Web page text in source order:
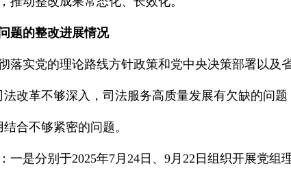
题的整改进展情况
落实党的理论路线方针政策和党中央决策部署以及
法改革不够深入，司法服务高质量发展有欠缺的问题
结合不够紧密的问题。
一是分别于2025年7月24日、9月22日组织开展党